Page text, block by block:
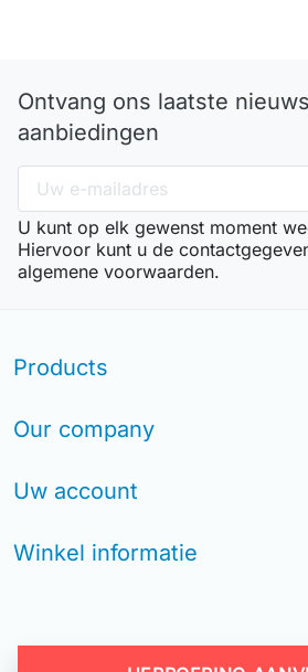
Ontvang ons laatste
aanbiedingen
U kunt op elk gewenst moment
Hiervoor kunt u de
algemene voorwaarden.
Products
Our company
Uw account
Winkel informatie